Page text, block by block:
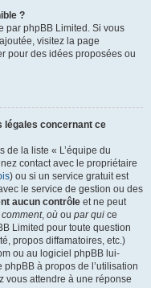
?
par phpBB Limited. Si vous
visitez la page
pour des idées proposées ou
légales concernant ce
de la liste « L’équipe du
contact avec le propriétaire
) ou si un service gratuit est
le service de gestion ou des
aucun contrôle et ne peut
comment, où ou par qui ce
Limited pour toute question
propos diffamatoires, etc.)
ou au logiciel phpBB lui-
à propos de l’utilisation
vous attendre à une réponse